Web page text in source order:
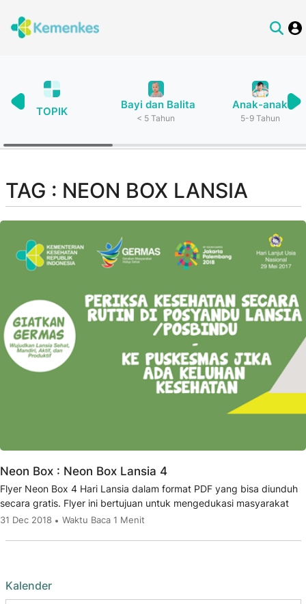
TOPIK
Bayi dan Balita
< 5 Tahun
Anak-anak
5-9 Tahun
TAG : NEON BOX LANSIA
Neon Box : Neon Box Lansia 4
Flyer Neon Box 4 Hari Lansia dalam format PDF yang bisa diunduh
secara gratis. Flyer ini bertujuan untuk mengedukasi masyarakat
31 Dec 2018 Waktu Baca 1 Menit
Kalender